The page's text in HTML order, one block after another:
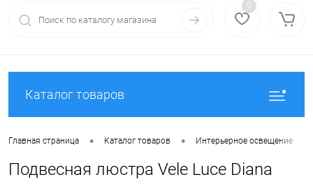
0
Каталог товаров
Главная страница • Каталог товаров • Интерьерное освещение
Подвесная люстра Vele Luce Diana